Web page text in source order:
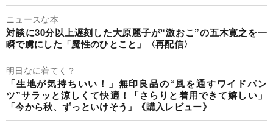
ニュースな本
対談に30分以上遅刻した大原麗子が“激おこ”の五木寛之を一
瞬で虜にした「魔性のひとこと」〈再配信〉
明日なに着てく？
「生地が気持ちいい！」無印良品の“風を通すワイドパン
ツ”サラッと涼しくて快適！「さらりと着用できて嬉しい」
「今から秋、ずっといけそう」《購入レビュー》